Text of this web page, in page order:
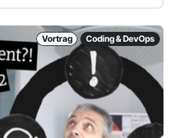
Vortrag Coding & DevOps